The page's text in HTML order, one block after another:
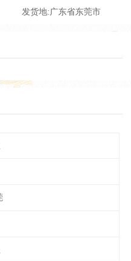
发货地:广东省东莞市